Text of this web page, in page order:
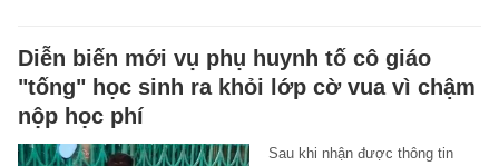
Diễn biến mới vụ phụ huynh tố cô giáo
"tống" học sinh ra khỏi lớp cờ vua vì chậm
nộp học phí
Sau khi nhận được thông tin